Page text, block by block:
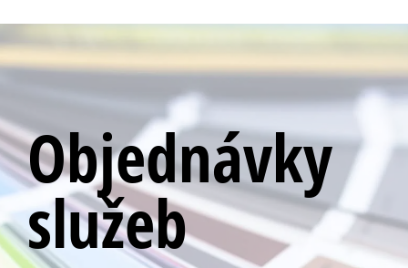
Objednávky
služeb